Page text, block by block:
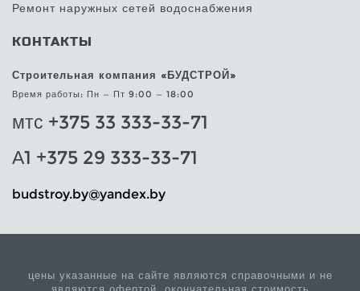
Ремонт наружных сетей водоснабжения
КОНТАКТЫ
Строительная компания «БУДСТРОЙ»
Время работы: Пн — Пт 9:00 — 18:00
мтс +375 33 333-33-71
А1 +375 29 333-33-71
yb.xednay
@yb.yortsdub
цены указанные на сайте являются справочными и не